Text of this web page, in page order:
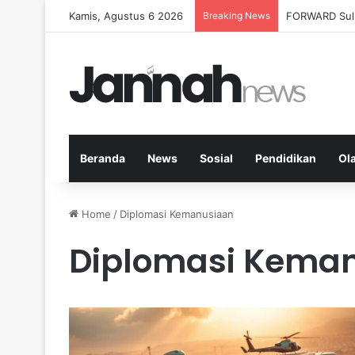
Kamis, Agustus 6 2026 Breaking News Milenial
Beranda News Sosial Pendidikan
Home / Diplomasi Kemanusiaan
Diplomasi